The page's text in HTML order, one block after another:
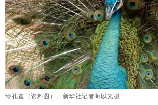
绿孔雀（资料图）。新华社记者蔺以光摄